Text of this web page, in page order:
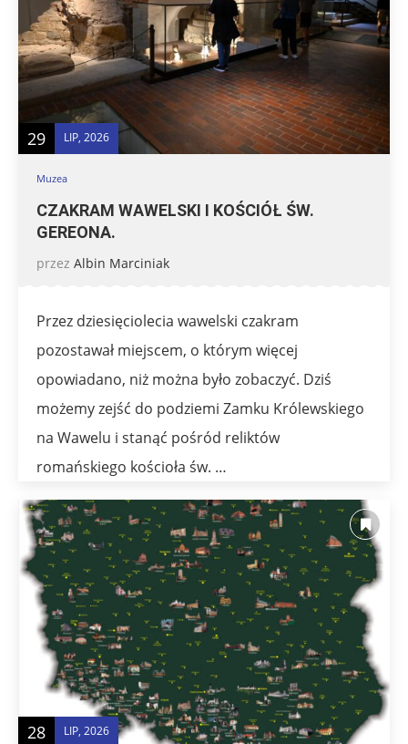
29 LIP, 2026
Muzea
CZAKRAM WAWELSKI I KOŚCIÓŁ ŚW.
GEREONA.
przez Albin Marciniak
Przez dziesięciolecia wawelski czakram
pozostawał miejscem, o którym więcej
opowiadano, niż można było zobaczyć. Dziś
możemy zejść do podziemi Zamku Królewskiego
na Wawelu i stanąć pośród reliktów
romańskiego kościoła św. …
28 LIP, 2026